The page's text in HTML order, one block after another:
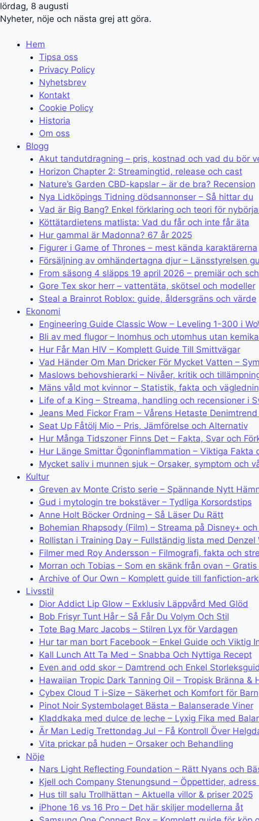
lördag, 8 augusti
Nyheter, nöje och nästa grej att göra.
Hem
Tipsa oss
Privacy Policy
Nyhetsbrev
Kontakt
Cookie Policy
Historia
Om oss
Blogg
Akut tandutdragning – pris, kostnad och vad du bör
Horizon Chapter 2: Streamingtid, release och cast
Nature’s Garden CBD-kapslar – är de bra? Recension
Nya Lidköpings Tidning dödsannonser – Så hittar du
Vad är Big Bang? Enkel förklaring och teori för
Köttätardietens matlista: Vad du får och inte får äta
Hur gammal är Madonna? 67 år 2025
Figurer i Game of Thrones – mest kända karaktärerna
Försäljning av omhändertagna djur – Länsstyrelsen
From säsong 4 släpps 19 april 2026 – premiär och
Gore Tex skor herr – vattentäta, skötsel och modeller
Steal a Brainrot Roblox: guide, åldersgräns och värde
Ekonomi
Engineering Guide Classic Wow – Leveling 1-300 i
Bli av med flugor – Inomhus och utomhus utan
Hur Får Man HIV – Komplett Guide Till Smittvägar
Vad Händer Om Man Dricker För Mycket Vatten –
Maslows behovshierarki – Nivåer, kritik och
Mäns våld mot kvinnor – Statistik, fakta och
Life of a King – Streama, handling och recensioner i
Jeans Med Fickor Fram – Vårens Hetaste
Seat Up Fåtölj Mio – Pris, Jämförelse och Alternativ
Hur Många Tidszoner Finns Det – Fakta, Svar och
Hur Länge Smittar Ögoninflammation – Viktiga Fakta
Mycket saliv i munnen sjuk – Orsaker, symptom och
Kultur
Greven av Monte Cristo serie – Spännande Nytt
Gud i mytologin tre bokstäver – Tydliga Korsordstips
Anne Holt Böcker Ordning – Så Läser Du Rätt
Bohemian Rhapsody (Film) – Streama på Disney+
Rollistan i Training Day – Fullständig lista med
Filmer med Roy Andersson – Filmografi, fakta och
Morran och Tobias – Som en skänk från ovan –
Archive of Our Own – Komplett guide till fanfiction-
Livsstil
Dior Addict Lip Glow – Exklusiv Läppvård Med Glöd
Bob Frisyr Tunt Hår – Så Får Du Volym Och Stil
Tote Bag Marc Jacobs – Stilren Lyx för Vardagen
Hur tar man bort Facebook – Enkel Guide och Viktig
Kall Lunch Att Ta Med – Snabba Och Nyttiga Recept
Even and odd skor – Damtrend och Enkel
Hawaiian Tropic Dark Tanning Oil – Tropisk Bränna &
Cybex Cloud T i-Size – Säkerhet och Komfort för Barn
Pinot Noir Systembolaget Bästa – Balanserade Viner
Kladdkaka med dulce de leche – Lyxig Fika med
Är Man Ledig Trettondag Jul – Få Kontroll Över
Vita prickar på huden – Orsaker och Behandling
Nöje
Nars Light Reflecting Foundation – Rätt Nyans och
Kjell och Company Stenungsund – Öppettider,
Hus till salu Trollhättan – Aktuella villor & priser 2025
iPhone 16 vs 16 Pro – Det här skiljer modellerna åt